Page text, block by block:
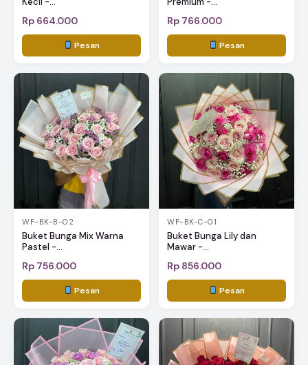
Rp 664.000
Pesan
Rp 766.000
Pesan
WF-BK-B-02
Buket Bunga Mix Warna
Pastel -...
Rp 756.000
Pesan
WF-BK-C-01
Buket Bunga Lily dan
Mawar -...
Rp 856.000
Pesan